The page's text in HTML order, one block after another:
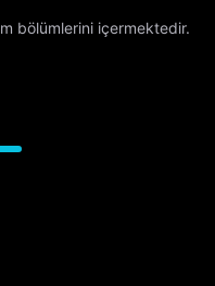
bölümlerini içermektedir.